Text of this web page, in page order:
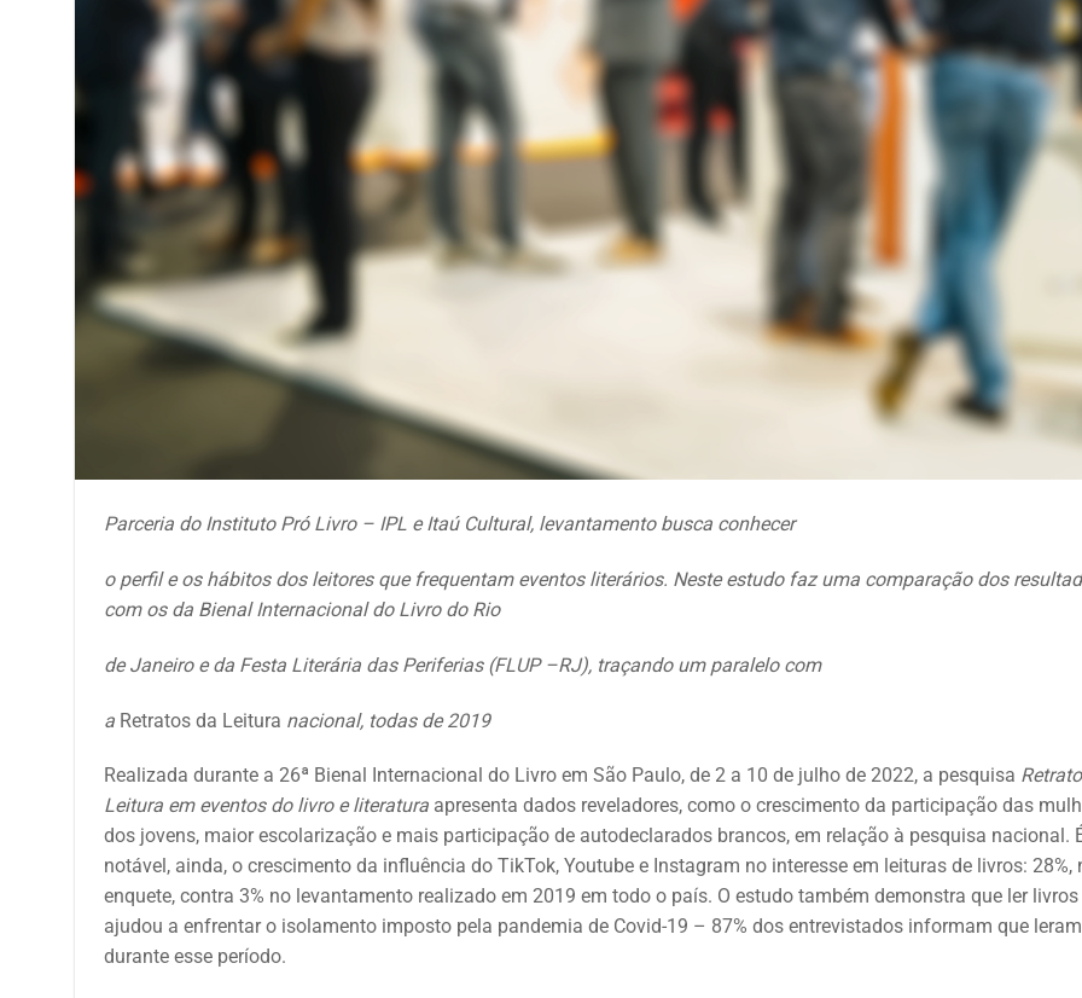
Parceria do Instituto Pró Livro – IPL e Itaú Cultural, levantamento busca conhecer
o perfil e os hábitos dos leitores que frequentam eventos literários. Neste estudo faz uma comparação dos
com os da Bienal Internacional do Livro do Rio
de Janeiro e da Festa Literária das Periferias (FLUP –RJ), traçando um paralelo com
a Retratos da Leitura nacional, todas de 2019
Realizada durante a 26ª Bienal Internacional do Livro em São Paulo, de 2 a 10 de julho de 2022, a pesquisa
Leitura em eventos do livro e literatura apresenta dados reveladores, como o crescimento da participação das
dos jovens, maior escolarização e mais participação de autodeclarados brancos, em relação à pesquisa nacional.
notável, ainda, o crescimento da influência do TikTok, Youtube e Instagram no interesse em leituras de livros: 28%,
enquete, contra 3% no levantamento realizado em 2019 em todo o país. O estudo também demonstra que ler livros
ajudou a enfrentar o isolamento imposto pela pandemia de Covid-19 – 87% dos entrevistados informam que
durante esse período.